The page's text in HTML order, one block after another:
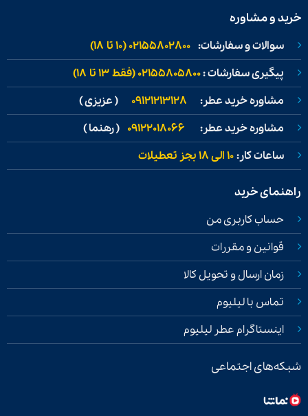
خرید و مشاوره
سوالات و سفارشات: 02155802800 (۱۰ تا ۱۸)
پیگیری سفارشات :02155805800 (فقط ۱۳ تا ۱۸)
مشاوره خرید عطر: 09121213128 ( عزیزی )
مشاوره خرید عطر: 09122018066 ( رهنما )
ساعات کار:۱۰ الی ۱۸ بجز تعطیلات
راهنمای خرید
حساب کاربری من
قوانین و مقررات
زمان ارسال و تحویل کالا
تماس با لیلیوم
اینستاگرام عطر لیلیوم
شبکه‌های اجتماعی